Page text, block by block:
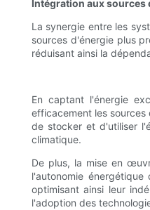
Intégration aux sources
La synergie entre les
sources d'énergie plus
réduisant ainsi la
En captant l'énergie
efficacement les
de stocker et d'utiliser
climatique.
De plus, la mise en
l'autonomie
optimisant ainsi leur
l'adoption des